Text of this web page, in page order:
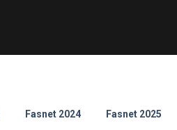
Fasnet 2024 Fasnet 2025